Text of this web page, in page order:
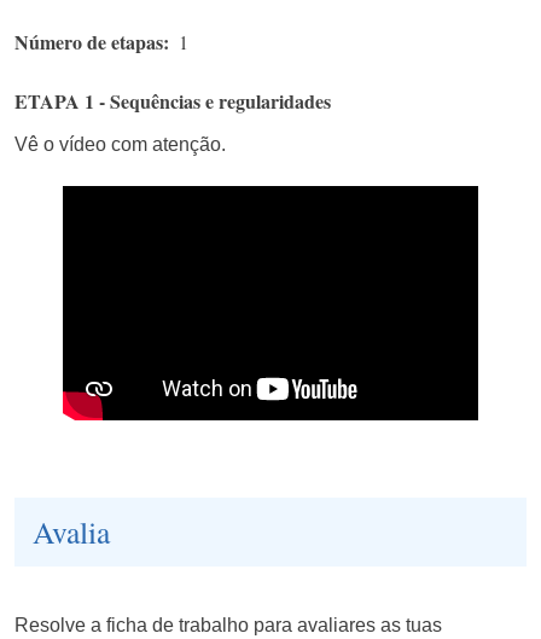
Número de etapas 1
ETAPA 1 - Sequências e regularidades
Vê o vídeo com atenção.
Avalia
Resolve a ficha de trabalho para avaliares as tuas